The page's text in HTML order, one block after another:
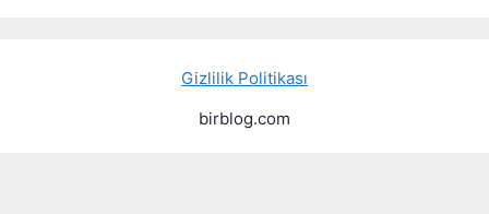
Gizlilik Politikası
birblog.com